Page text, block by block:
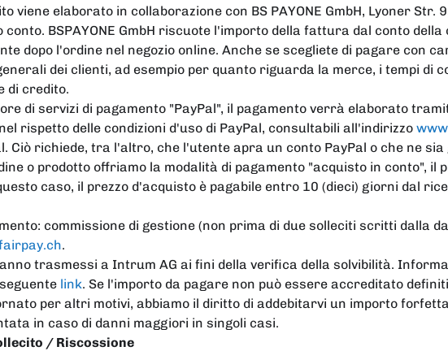
viene elaborato in collaborazione con BS PAYONE GmbH, Lyoner
BSPAYONE GmbH riscuote l'importo della fattura dal conto
dopo l'ordine nel negozio online. Anche se scegliete di pagare con
dei clienti, ad esempio per quanto riguarda la merce, i tempi di
di credito.
di servizi di pagamento "PayPal", il pagamento verrà elaborato
rispetto delle condizioni d'uso di PayPal, consultabili all'indirizzo
Ciò richiede, tra l'altro, che l'utente apra un conto PayPal o che ne sia
o prodotto offriamo la modalità di pagamento "acquisto in conto", il
caso, il prezzo d'acquisto è pagabile entro 10 (dieci) giorni dal
commissione di gestione (non prima di due solleciti scritti dalla
.
trasmessi a Intrum AG ai fini della verifica della solvibilità.
link. Se l'importo da pagare non può essere accreditato
per altri motivi, abbiamo il diritto di addebitarvi un importo
in caso di danni maggiori in singoli casi.
/ Riscossione